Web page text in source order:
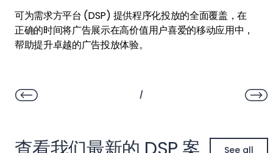
可为需求方平台 (DSP) 提供程序化投放的全面覆盖，在
正确的时间将广告展示在高价值用户喜爱的移动应用中，
帮助提升卓越的广告投放体验。
/
See all